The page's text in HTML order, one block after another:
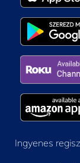
Ingyenes